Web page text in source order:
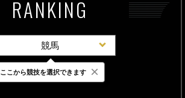
RANKING
競馬
最新 24時間 週間
ここから競技を選択できます ×